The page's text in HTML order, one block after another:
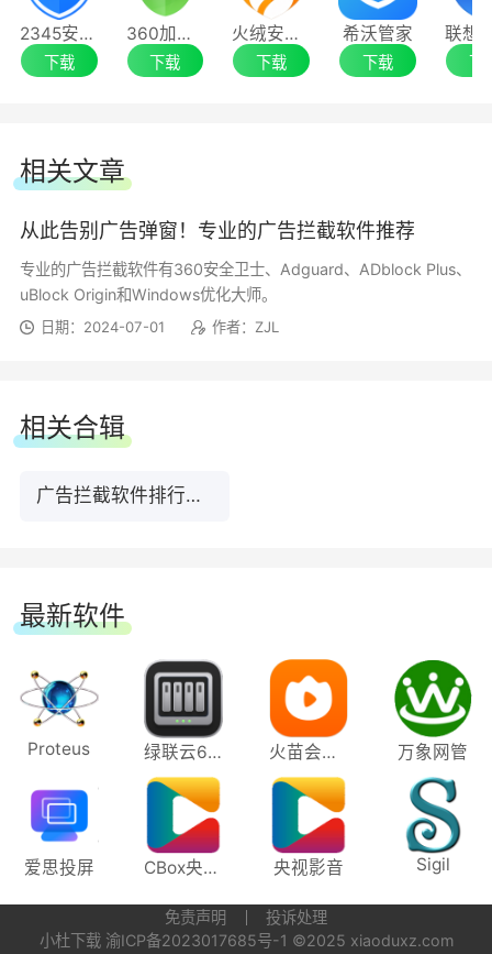
●家长控制
适用场景
2、移除烦人的网络元素
3、节省流量或加速页面载入
4、工作于浏览器与应用程序
5、保持网站功能和外观
常见问题
【修复】
1.当 AdGuard 与 ESET 同时运行时，
2.升级到最新版本 7.21 后应用持续崩溃
3.应用启动时规则加载异常
2025-7-24 AdGuard v7.21
跟踪保护板块新增「停用 Windows Recall」
选项。
【修复】
2.部分过滤器手动更新后状态未变为「已更
新」
3.规则编辑器的搜索栏存在多余长度限制
4.启用在设置中显示 AdGuard VPN 后，设置
界面未立即显示 VPN 图标
5.程序更新后在 %AppData% 目录下残留空文
2345安全卫士增强版
下载
360加固助手
下载
火绒安全软件6.0
下载
希沃管家
下载 下
相关文章
从此告别广告弹窗！专业的广告拦截软件推荐
专业的广告拦截软件有360安全卫士、Adguard、ADblock Plus、
uBlock Origin和Windows优化大师。
日期：2024-07-01 作者：ZJL
相关合辑
广告拦截软件排行榜前10名下载
最新软件
Proteus 绿联云64位 火苗会议电脑版 万象网管
爱思投屏 CBox央视影音 央视影音 Sigil
免责声明
投诉处理
小杜下载 渝ICP备2023017685号-1 ©2025 xiaoduxz.com